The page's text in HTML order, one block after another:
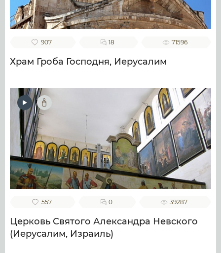
907 18 71596
Храм Гроба Господня, Иерусалим
557 0 39287
Церковь Святого Александра Невского
(Иерусалим, Израиль)